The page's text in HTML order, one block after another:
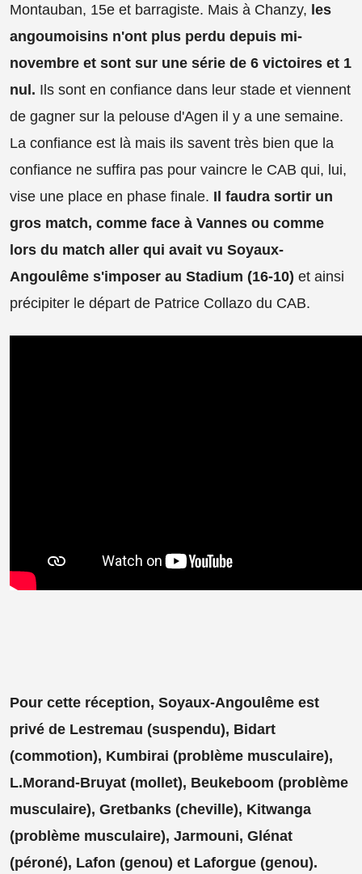
Montauban, 15e et barragiste. Mais à Chanzy, les
angoumoisins n'ont plus perdu depuis mi-
novembre et sont sur une série de 6 victoires et 1
nul. Ils sont en confiance dans leur stade et viennent
de gagner sur la pelouse d'Agen il y a une semaine.
La confiance est là mais ils savent très bien que la
confiance ne suffira pas pour vaincre le CAB qui, lui,
vise une place en phase finale. Il faudra sortir un
gros match, comme face à Vannes ou comme
lors du match aller qui avait vu Soyaux-
Angoulême s'imposer au Stadium (16-10) et ainsi
précipiter le départ de Patrice Collazo du CAB.
Pour cette réception, Soyaux-Angoulême est
privé de Lestremau (suspendu), Bidart
(commotion), Kumbirai (problème musculaire),
L.Morand-Bruyat (mollet), Beukeboom (problème
musculaire), Gretbanks (cheville), Kitwanga
(problème musculaire), Jarmouni, Glénat
(péroné), Lafon (genou) et Laforgue (genou).